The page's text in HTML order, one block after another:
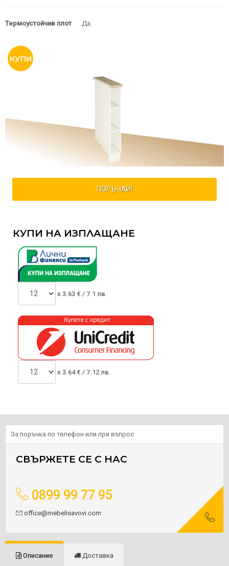
Термоустойчив плот Да
ПОРЪЧАЙ!
КУПИ НА ИЗПЛАЩАНЕ
x 3.63 € / 7.1 лв.
x 3.64€ / 7.12 лв.
За поръчка по телефон или при въпрос
СВЪРЖЕТЕ СЕ С НАС
0899 99 77 95
office@mebelisavovi.com
Описание Доставка